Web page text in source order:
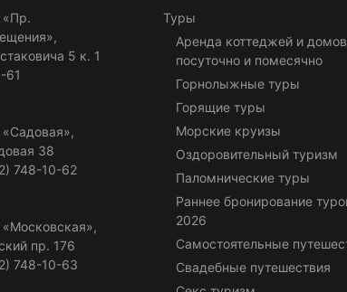
«Пр.
5 к. 1
61
38
748-10-62
пр. 176
748-10-63
Туры
Аренда коттеджей и домов
посуточно и помесячно
Горнолыжные туры
Горящие туры
Морские круизы
Оздоровительный туризм
Паломнические туры
Раннее бронирование
2026
Самостоятельные
Свадебные путешествия